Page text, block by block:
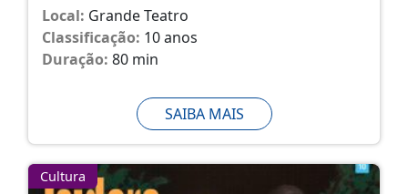
Local: Grande Teatro
Classificação: 10 anos
Duração: 80 min
SAIBA MAIS
Cultura